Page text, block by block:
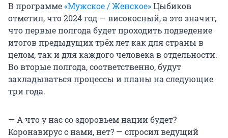
В программе«Мужское / Женское»Цыбиков
отметил, что 2024 год — високосный, а это значит,
что первые полгода будет проходить подведение
итогов предыдущих трёх лет как для страны в
целом, так и для каждого человека в отдельности.
Во вторые полгода, соответственно, будут
закладываться процессы и планы на следующие
три года.
— А что у нас со здоровьем нации будет?
Коронавирус с нами, нет? — спросил ведущий